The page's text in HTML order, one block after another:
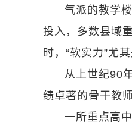
气派的教学
投入，多数县域
时，“软实力”尤
从上世纪90
绩卓著的骨干教
一所重点高